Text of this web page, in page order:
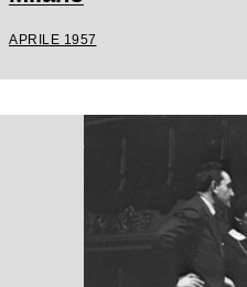
APRILE 1957